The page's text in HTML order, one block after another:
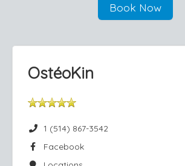
Book Now
OstéoKin
1 (514) 867-3542
Facebook